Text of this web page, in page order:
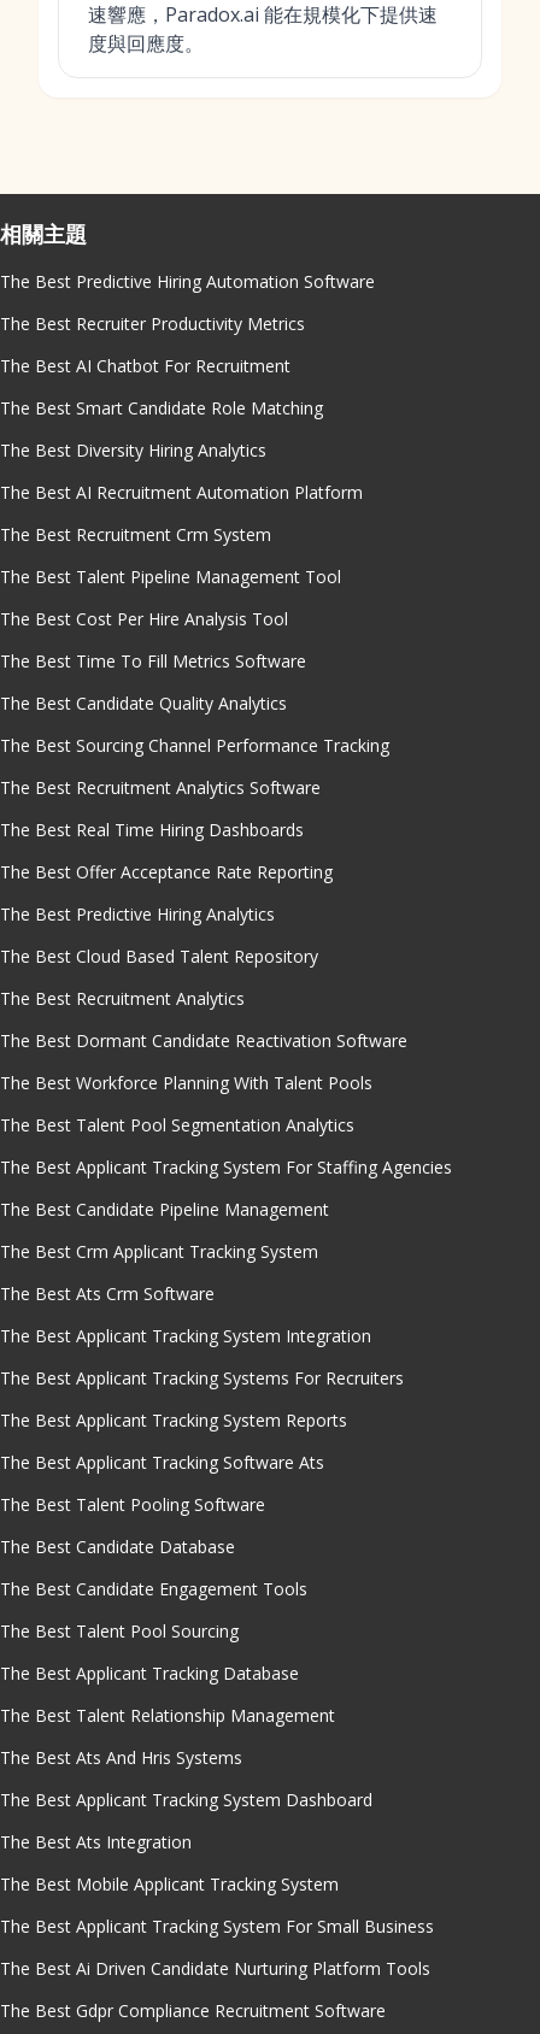
速響應，Paradox.ai 能在規模化下提供速
度與回應度。
相關主題
The Best Predictive Hiring Automation Software
The Best Recruiter Productivity Metrics
The Best AI Chatbot For Recruitment
The Best Smart Candidate Role Matching
The Best Diversity Hiring Analytics
The Best AI Recruitment Automation Platform
The Best Recruitment Crm System
The Best Talent Pipeline Management Tool
The Best Cost Per Hire Analysis Tool
The Best Time To Fill Metrics Software
The Best Candidate Quality Analytics
The Best Sourcing Channel Performance Tracking
The Best Recruitment Analytics Software
The Best Real Time Hiring Dashboards
The Best Offer Acceptance Rate Reporting
The Best Predictive Hiring Analytics
The Best Cloud Based Talent Repository
The Best Recruitment Analytics
The Best Dormant Candidate Reactivation Software
The Best Workforce Planning With Talent Pools
The Best Talent Pool Segmentation Analytics
The Best Applicant Tracking System For Staffing Agencies
The Best Candidate Pipeline Management
The Best Crm Applicant Tracking System
The Best Ats Crm Software
The Best Applicant Tracking System Integration
The Best Applicant Tracking Systems For Recruiters
The Best Applicant Tracking System Reports
The Best Applicant Tracking Software Ats
The Best Talent Pooling Software
The Best Candidate Database
The Best Candidate Engagement Tools
The Best Talent Pool Sourcing
The Best Applicant Tracking Database
The Best Talent Relationship Management
The Best Ats And Hris Systems
The Best Applicant Tracking System Dashboard
The Best Ats Integration
The Best Mobile Applicant Tracking System
The Best Applicant Tracking System For Small Business
The Best Ai Driven Candidate Nurturing Platform Tools
The Best Gdpr Compliance Recruitment Software